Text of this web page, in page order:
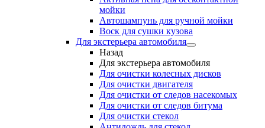
мойки
Автошампунь для ручной мойки
Воск для сушки кузова
Для экстерьера автомобиля
Назад
Для экстерьера автомобиля
Для очистки колесных дисков
Для очистки двигателя
Для очистки от следов насекомых
Для очистки от следов битума
Для очистки стекол